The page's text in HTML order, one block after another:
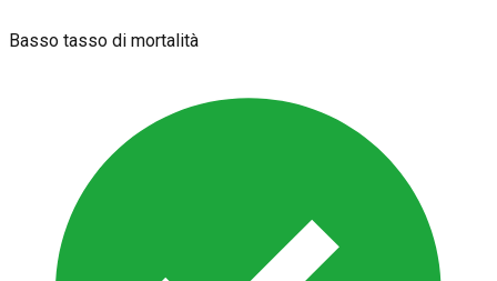
Basso tasso di mortalità